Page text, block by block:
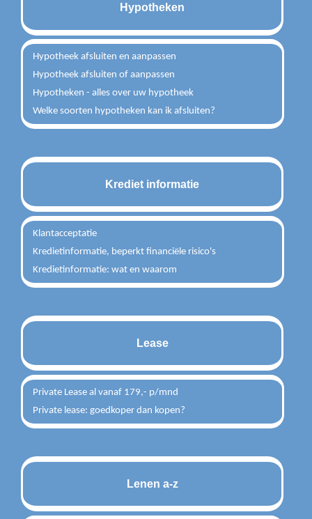
Hypotheken
Hypotheek afsluiten en aanpassen
Hypotheek afsluiten of aanpassen
Hypotheken - alles over uw hypotheek
Welke soorten hypotheken kan ik afsluiten?
Krediet informatie
Klantacceptatie
Kredietinformatie, beperkt financiële risico's
Kredietinformatie: wat en waarom
Lease
Private Lease al vanaf 179,- p/mnd
Private lease: goedkoper dan kopen?
Lenen a-z